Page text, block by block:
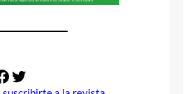
Twitter